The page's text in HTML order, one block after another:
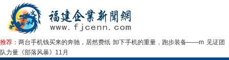
推荐： 两台手机钱买来的奔驰，居然费纸 卸下手机的重量，跑步装备——m 见证团
队力量《部落风暴》11月